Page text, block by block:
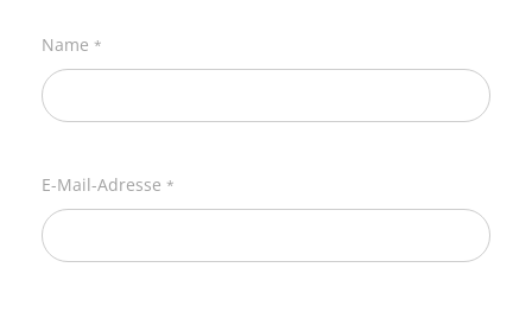
Name *
E-Mail-Adresse *